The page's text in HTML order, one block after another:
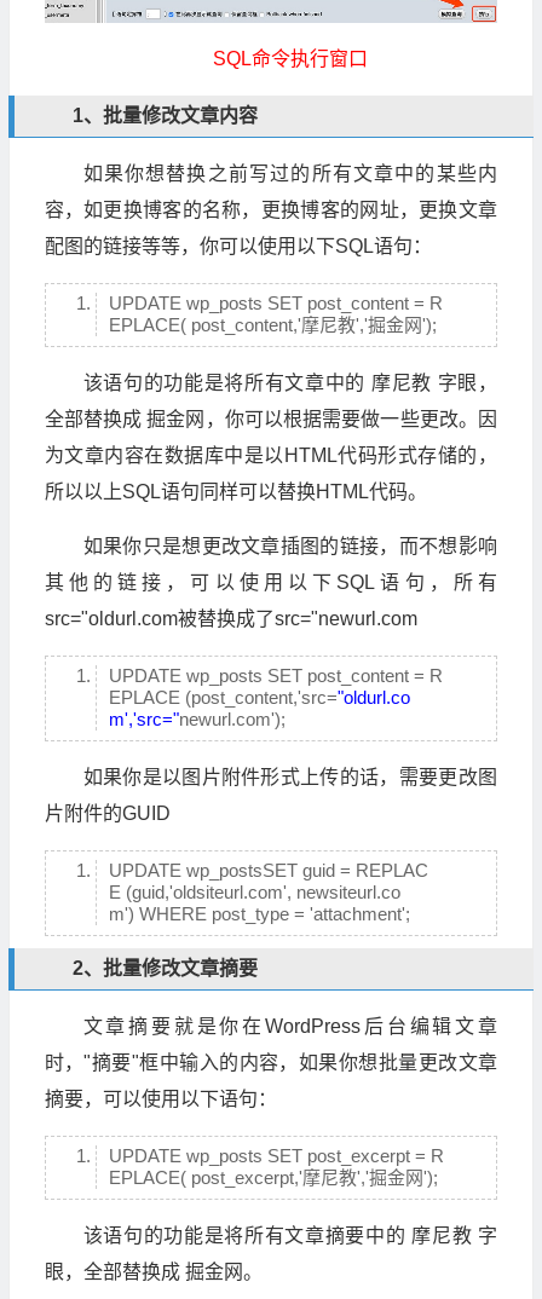
SQL命令执行窗口
1、批量修改文章内容
如果你想替换之前写过的所有文章中的某些内
容，如更换博客的名称，更换博客的网址，更换文章
配图的链接等等，你可以使用以下SQL语句：
UPDATE wp_posts SET post_content = R
EPLACE( post_content,'摩尼教','掘金网');
该语句的功能是将所有文章中的 摩尼教 字眼，
全部替换成 掘金网，你可以根据需要做一些更改。因
为文章内容在数据库中是以HTML代码形式存储的，
所以以上SQL语句同样可以替换HTML代码。
如果你只是想更改文章插图的链接，而不想影响
其他的链接，可以使用以下SQL语句，所有
src="oldurl.com被替换成了src="newurl.com
UPDATE wp_posts SET post_content = R
EPLACE (post_content,'src="oldurl.co
m','src="newurl.com');
如果你是以图片附件形式上传的话，需要更改图
片附件的GUID
UPDATE wp_postsSET guid = REPLAC
E (guid,'oldsiteurl.com', newsiteurl.co
m') WHERE post_type = 'attachment';
2、批量修改文章摘要
文章摘要就是你在WordPress后台编辑文章
时，"摘要"框中输入的内容，如果你想批量更改文章
摘要，可以使用以下语句：
UPDATE wp_posts SET post_excerpt = R
EPLACE( post_excerpt,'摩尼教','掘金网');
该语句的功能是将所有文章摘要中的 摩尼教 字
眼，全部替换成 掘金网。